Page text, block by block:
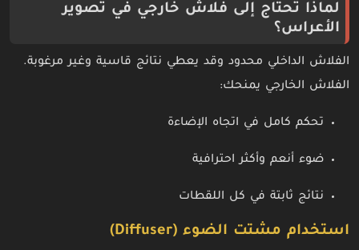
لماذا تحتاج إلى فلاش خارجي في تصوير
الأعراس؟
الفلاش الداخلي محدود وقد يعطي نتائج قاسية وغير مرغوبة.
الفلاش الخارجي يمنحك:
تحكم كامل في اتجاه الإضاءة
ضوء أنعم وأكثر احترافية
نتائج ثابتة في كل اللقطات
استخدام مشتت الضوء (Diffuser)